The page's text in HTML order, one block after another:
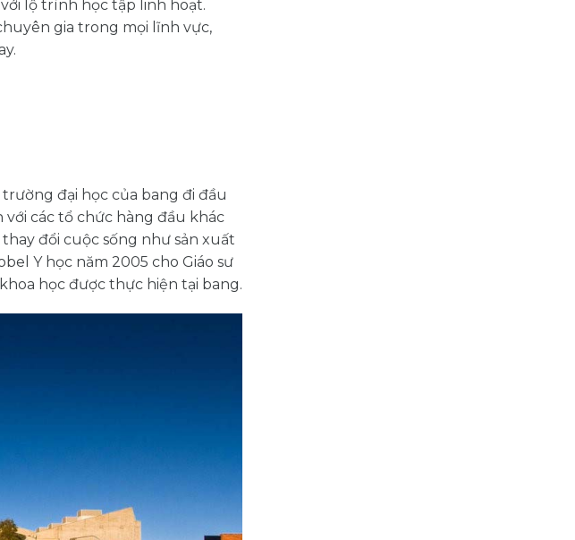
lộ trình học tập linh hoạt.
gia trong mọi lĩnh vực,
đại học của bang đi đầu
các tổ chức hàng đầu khác
đổi cuộc sống như sản xuất
Y học năm 2005 cho Giáo sư
học được thực hiện tại bang.